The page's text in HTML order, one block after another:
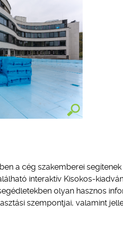
a cég szakemberei
interaktív Kisokos-
olyan hasznos
szempontjai, valamint